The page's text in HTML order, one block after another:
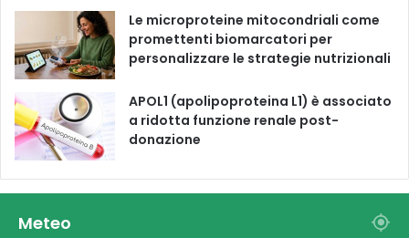
Le microproteine ​​mitocondriali come
promettenti biomarcatori per
personalizzare le strategie nutrizionali
APOL1 (apolipoproteina L1) è associato
a ridotta funzione renale post-
donazione
Meteo